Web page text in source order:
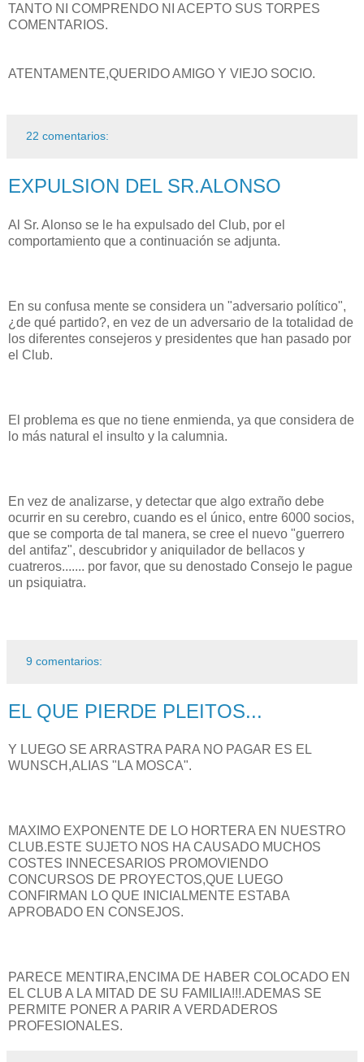
TANTO NI COMPRENDO NI ACEPTO SUS TORPES
COMENTARIOS.
ATENTAMENTE,QUERIDO AMIGO Y VIEJO SOCIO.
22 comentarios:
EXPULSION DEL SR.ALONSO
Al Sr. Alonso se le ha expulsado del Club, por el
comportamiento que a continuación se adjunta.
En su confusa mente se considera un "adversario político",
¿de qué partido?, en vez de un adversario de la totalidad de
los diferentes consejeros y presidentes que han pasado por
el Club.
El problema es que no tiene enmienda, ya que considera de
lo más natural el insulto y la calumnia.
En vez de analizarse, y detectar que algo extraño debe
ocurrir en su cerebro, cuando es el único, entre 6000 socios,
que se comporta de tal manera, se cree el nuevo "guerrero
del antifaz", descubridor y aniquilador de bellacos y
cuatreros....... por favor, que su denostado Consejo le pague
un psiquiatra.
9 comentarios:
EL QUE PIERDE PLEITOS...
Y LUEGO SE ARRASTRA PARA NO PAGAR ES EL
WUNSCH,ALIAS "LA MOSCA".
MAXIMO EXPONENTE DE LO HORTERA EN NUESTRO
CLUB.ESTE SUJETO NOS HA CAUSADO MUCHOS
COSTES INNECESARIOS PROMOVIENDO
CONCURSOS DE PROYECTOS,QUE LUEGO
CONFIRMAN LO QUE INICIALMENTE ESTABA
APROBADO EN CONSEJOS.
PARECE MENTIRA,ENCIMA DE HABER COLOCADO EN
EL CLUB A LA MITAD DE SU FAMILIA!!!.ADEMAS SE
PERMITE PONER A PARIR A VERDADEROS
PROFESIONALES.